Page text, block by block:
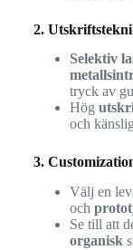
2.
Selektiv
tryck av
Hög
och
3.
Välj en
och
Se till att
organisk